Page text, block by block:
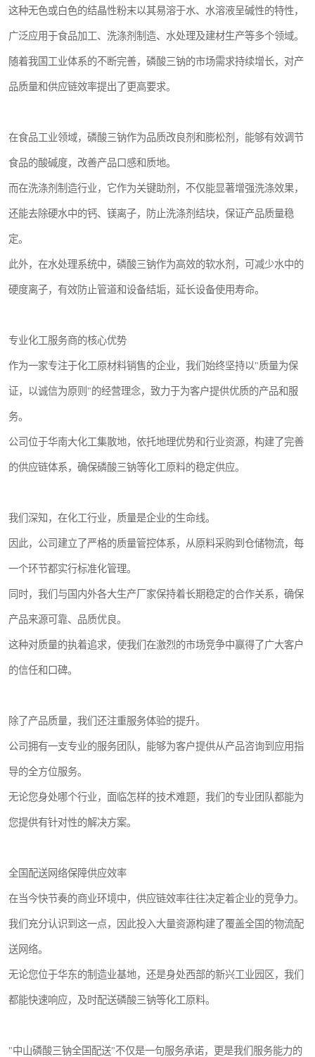
这种无色或白色的结晶性粉末以其易溶于水、水溶液呈碱性的特性，
广泛应用于食品加工、洗涤剂制造、水处理及建材生产等多个领域。
随着我国工业体系的不断完善，磷酸三钠的市场需求持续增长，对产
品质量和供应链效率提出了更高要求。
在食品工业领域，磷酸三钠作为品质改良剂和膨松剂，能够有效调节
食品的酸碱度，改善产品口感和质地。
而在洗涤剂制造行业，它作为关键助剂，不仅能显著增强洗涤效果，
还能去除硬水中的钙、镁离子，防止洗涤剂结块，保证产品质量稳
定。
此外，在水处理系统中，磷酸三钠作为高效的软水剂，可减少水中的
硬度离子，有效防止管道和设备结垢，延长设备使用寿命。
专业化工服务商的核心优势
作为一家专注于化工原材料销售的企业，我们始终坚持以"质量为保
证，以诚信为原则"的经营理念，致力于为客户提供优质的产品和服
务。
公司位于华南大化工集散地，依托地理优势和行业资源，构建了完善
的供应链体系，确保磷酸三钠等化工原料的稳定供应。
我们深知，在化工行业，质量是企业的生命线。
因此，公司建立了严格的质量管控体系，从原料采购到仓储物流，每
一个环节都实行标准化管理。
同时，我们与国内外各大生产厂家保持着长期稳定的合作关系，确保
产品来源可靠、品质优良。
这种对质量的执着追求，使我们在激烈的市场竞争中赢得了广大客户
的信任和口碑。
除了产品质量，我们还注重服务体验的提升。
公司拥有一支专业的服务团队，能够为客户提供从产品咨询到应用指
导的全方位服务。
无论您身处哪个行业，面临怎样的技术难题，我们的专业团队都能为
您提供有针对性的解决方案。
全国配送网络保障供应效率
在当今快节奏的商业环境中，供应链效率往往决定着企业的竞争力。
我们充分认识到这一点，因此投入大量资源构建了覆盖全国的物流配
送网络。
无论您位于华东的制造业基地，还是身处西部的新兴工业园区，我们
都能快速响应，及时配送磷酸三钠等化工原料。
"中山磷酸三钠全国配送"不仅是一句服务承诺，更是我们服务能力的